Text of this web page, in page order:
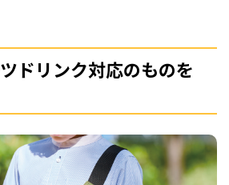
ドリンク対応のものを